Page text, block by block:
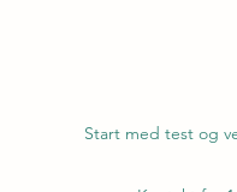
Start med test og